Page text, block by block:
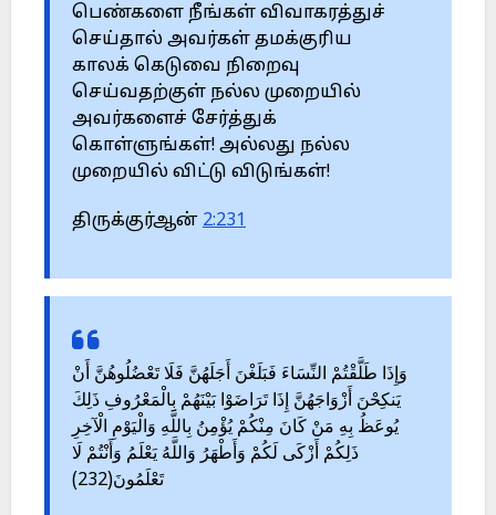
பெண்களை நீங்கள் விவாகரத்துச்
செய்தால் அவர்கள் தமக்குரிய
காலக் கெடுவை நிறைவு
செய்வதற்குள் நல்ல முறையில்
அவர்களைச் சேர்த்துக்
கொள்ளுங்கள்! அல்லது நல்ல
முறையில் விட்டு விடுங்கள்!
திருக்குர்ஆன் 2:231
وَإِذَا طَلَّقْتُمْ النِّسَاءَ فَبَلَغْنَ أَجَلَهُنَّ فَلَا تَعْضُلُوهُنَّ أَنْ
يَنكِحْنَ أَزْوَاجَهُنَّ إِذَا تَرَاضَوْا بَيْنَهُمْ بِالْمَعْرُوفِ ذَلِكَ
يُوعَظُ بِهِ مَنْ كَانَ مِنْكُمْ يُؤْمِنُ بِاللَّهِ وَالْيَوْمِ الْآخِرِ
ذَلِكُمْ أَزْكَى لَكُمْ وَأَطْهَرُ وَاللَّهُ يَعْلَمُ وَأَنْتُمْ لَا
تَعْلَمُونَ(232)